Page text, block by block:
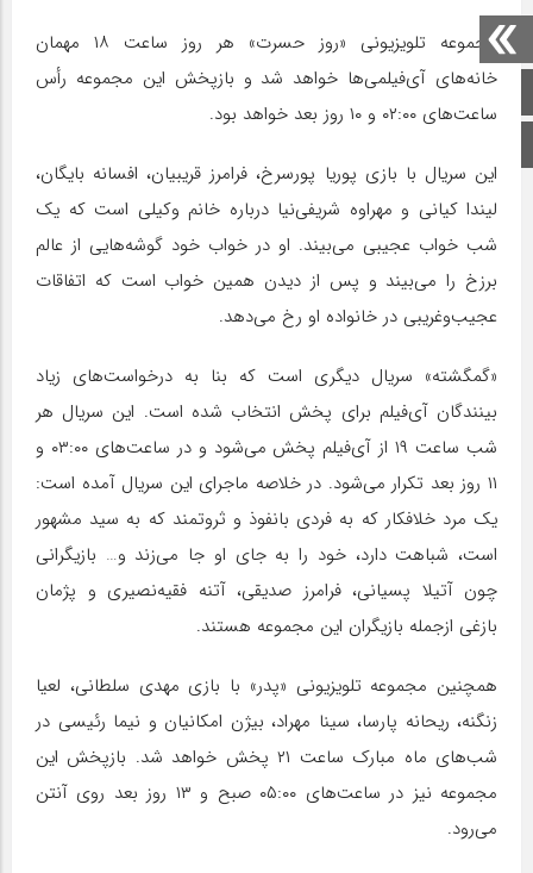
صفحه اصلی
مجموعه تلویزیونی «روز حسرت» هر روز ساعت ۱۸ مهمان
خانه‌های آی‌فیلمی‌ها خواهد شد و بازپخش این مجموعه رأس
ساعت‌های ۰۲:۰۰ و ۱۰ روز بعد خواهد بود.
این سریال با بازی پوریا پورسرخ، فرامرز قریبیان، افسانه بایگان،
لیندا کیانی و مهراوه شریفی‌نیا درباره خانم وکیلی است که یک
شب خواب عجیبی می‌بیند. او در خواب خود گوشه‌هایی از عالم
برزخ را می‌بیند و پس از دیدن همین خواب است که اتفاقات
عجیب‌و‌غریبی در خانواده او رخ می‌دهد.
«گمگشته» سریال دیگری است که بنا به درخواست‌های زیاد
بینندگان آی‌فیلم برای پخش انتخاب شده است. این سریال هر
شب ساعت ۱۹ از آی‌فیلم پخش می‌شود و در ساعت‌های ۰۳:۰۰ و
۱۱ روز بعد تکرار می‌شود. در خلاصه ماجرای این سریال آمده است:
یک مرد خلافکار که به فردی بانفوذ و ثروتمند که به سید مشهور
است، شباهت دارد، خود را به جای او جا می‌زند و… بازیگرانی
چون آتیلا پسیانی، فرامرز صدیقی، آتنه فقیه‌نصیری و پژمان
بازغی ازجمله بازیگران این مجموعه هستند.
همچنین مجموعه تلویزیونی «پدر» با بازی مهدی سلطانی، لعیا
زنگنه، ریحانه پارسا، سینا مهراد، بیژن امکانیان و نیما رئیسی در
شب‌های ماه مبارک ساعت ۲۱ پخش خواهد شد. بازپخش این
مجموعه نیز در ساعت‌های ۰۵:۰۰ صبح و ۱۳ روز بعد روی آنتن
می‌رود.